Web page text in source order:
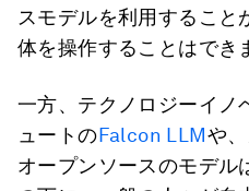
スモデルを利用すること
体を操作することはでき
一方、テクノロジーイノ
ュートのFalcon LLMや
オープンソースのモデル